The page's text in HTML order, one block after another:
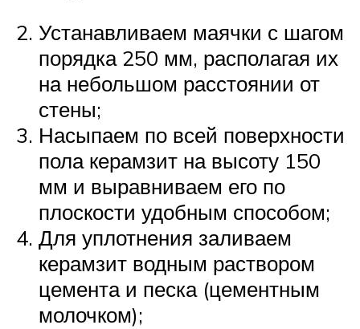
Устанавливаем маячки с шагом
порядка 250 мм, располагая их
на небольшом расстоянии от
стены;
Насыпаем по всей поверхности
пола керамзит на высоту 150
мм и выравниваем его по
плоскости удобным способом;
Для уплотнения заливаем
керамзит водным раствором
цемента и песка (цементным
молочком);